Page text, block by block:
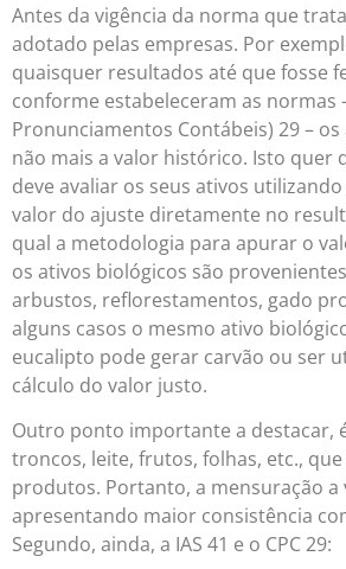
Antes da vigência da norma que
adotado pelas empresas. Por
quaisquer resultados até que fosse
conforme estabeleceram as normas
Pronunciamentos Contábeis) 29 –
não mais a valor histórico. Isto quer
deve avaliar os seus ativos
valor do ajuste diretamente no
qual a metodologia para apurar o
os ativos biológicos são
arbustos, reflorestamentos, gado
alguns casos o mesmo ativo
eucalipto pode gerar carvão ou ser
cálculo do valor justo.
Outro ponto importante a destacar,
troncos, leite, frutos, folhas, etc.,
produtos. Portanto, a mensuração
apresentando maior consistência
Segundo, ainda, a IAS 41 e o CPC 29: